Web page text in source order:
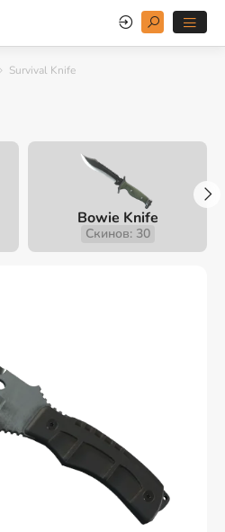
Survival Knife
Bowie Knife
Скинов: 30